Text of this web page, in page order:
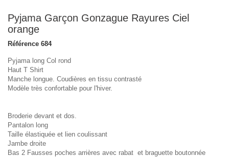
Pyjama Garçon Gonzague Rayures Ciel
orange
Référence 684
Pyjama long Col rond
Haut T Shirt
Manche longue. Coudières en tissu contrasté
Modèle très confortable pour l'hiver.
Broderie devant et dos.
Pantalon long
Taille élastiquée et lien coulissant
Jambe droite
Bas 2 Fausses poches arrières avec rabat et braguette boutonnée